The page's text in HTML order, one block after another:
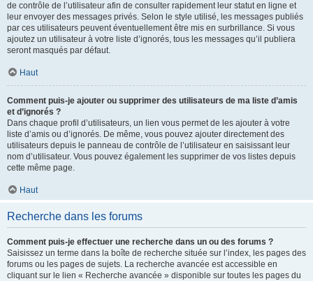
de contrôle de l’utilisateur afin de consulter rapidement leur statut en ligne et
leur envoyer des messages privés. Selon le style utilisé, les messages publiés
par ces utilisateurs peuvent éventuellement être mis en surbrillance. Si vous
ajoutez un utilisateur à votre liste d’ignorés, tous les messages qu’il publiera
seront masqués par défaut.
Haut
Comment puis-je ajouter ou supprimer des utilisateurs de ma liste d’amis
et d’ignorés ?
Dans chaque profil d’utilisateurs, un lien vous permet de les ajouter à votre
liste d’amis ou d’ignorés. De même, vous pouvez ajouter directement des
utilisateurs depuis le panneau de contrôle de l’utilisateur en saisissant leur
nom d’utilisateur. Vous pouvez également les supprimer de vos listes depuis
cette même page.
Haut
Recherche dans les forums
Comment puis-je effectuer une recherche dans un ou des forums ?
Saisissez un terme dans la boîte de recherche située sur l’index, les pages des
forums ou les pages de sujets. La recherche avancée est accessible en
cliquant sur le lien « Recherche avancée » disponible sur toutes les pages du